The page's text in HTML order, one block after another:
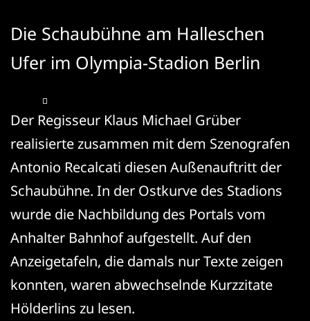
Die Schaubühne am Halleschen
Ufer im Olympia-Stadion Berlin
Der Regisseur Klaus Michael Grüber
realisierte zusammen mit dem Szenografen
Antonio Recalcati diesen Außenauftritt der
Schaubühne. In der Ostkurve des Stadions
wurde die Nachbildung des Portals vom
Anhalter Bahnhof aufgestellt. Auf den
Anzeigetafeln, die damals nur Texte zeigen
konnten, waren abwechselnde Kurzzitate
Hölderlins zu lesen.